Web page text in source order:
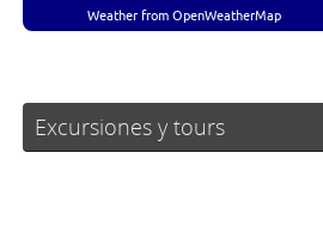
Weather from OpenWeatherMap
Excursiones y tours